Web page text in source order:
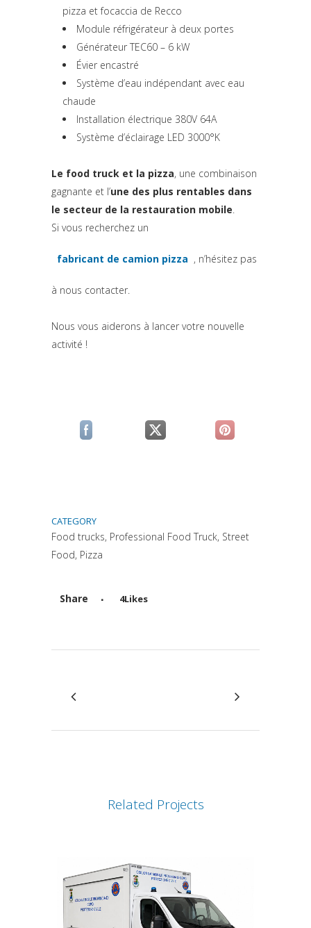
pizza et focaccia de Recco
Module réfrigérateur à deux portes
Générateur TEC60 – 6 kW
Évier encastré
Système d’eau indépendant avec eau
chaude
Installation électrique 380V 64A
Système d’éclairage LED 3000°K
Le food truck et la pizza, une combinaison
gagnante et l’une des plus rentables dans
le secteur de la restauration mobile.
Si vous recherchez un
fabricant de camion pizza , n’hésitez pas
à nous contacter.
Nous vous aiderons à lancer votre nouvelle
activité !
(si apre in una nuova scheda)
(si apre in una nuova scheda)
(si apre in una
CATEGORY
Food trucks, Professional Food Truck, Street
Food, Pizza
Share
Attiva comando
4Likes
Related Projects